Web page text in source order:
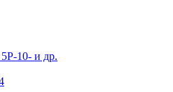
10- и др.